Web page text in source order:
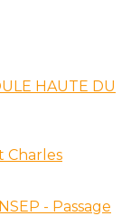
HAUTE DU
Charles
- Passage